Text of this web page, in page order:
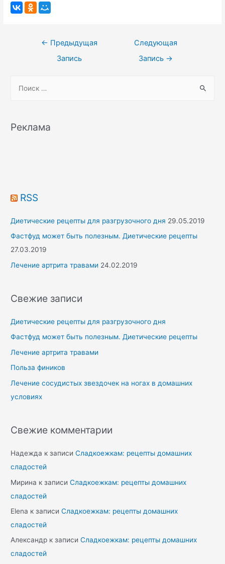
Навигация
← Предыдущая
Запись
Следующая
Запись →
r
:
Реклама
RSS
Диетические рецепты для разгрузочного дня 29.05.2019
Фастфуд может быть полезным. Диетические рецепты
27.03.2019
Лечение артрита травами 24.02.2019
Свежие записи
Диетические рецепты для разгрузочного дня
Фастфуд может быть полезным. Диетические рецепты
Лечение артрита травами
Польза фиников
Лечение сосудистых звездочек на ногах в домашних
условиях
Свежие комментарии
Надежда к записиСладкоежкам: рецепты домашних
сладостей
Мирина к записиСладкоежкам: рецепты домашних
сладостей
Elena к записиСладкоежкам: рецепты домашних
сладостей
Александр к записиСладкоежкам: рецепты домашних
сладостей